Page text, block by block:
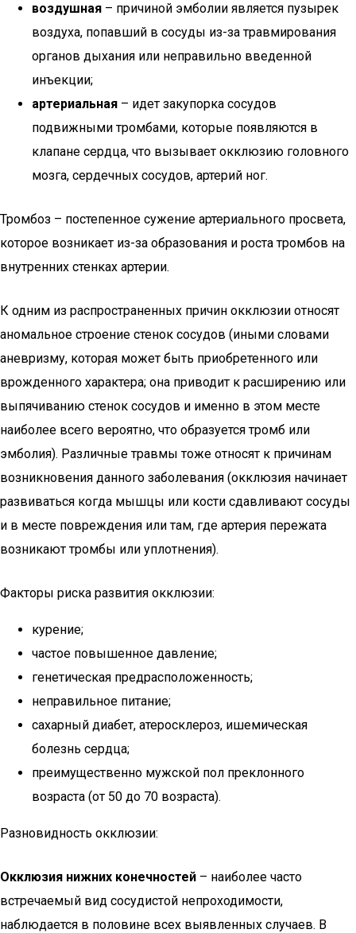
воздушная – причиной эмболии является пузырек
воздуха, попавший в сосуды из-за травмирования
органов дыхания или неправильно введенной
инъекции;
артериальная – идет закупорка сосудов
подвижными тромбами, которые появляются в
клапане сердца, что вызывает окклюзию головного
мозга, сердечных сосудов, артерий ног.
Тромбоз – постепенное сужение артериального просвета,
которое возникает из-за образования и роста тромбов на
внутренних стенках артерии.
К одним из распространенных причин окклюзии относят
аномальное строение стенок сосудов (иными словами
аневризму, которая может быть приобретенного или
врожденного характера; она приводит к расширению или
выпячиванию стенок сосудов и именно в этом месте
наиболее всего вероятно, что образуется тромб или
эмболия). Различные травмы тоже относят к причинам
возникновения данного заболевания (окклюзия начинает
развиваться когда мышцы или кости сдавливают сосуды
и в месте повреждения или там, где артерия пережата
возникают тромбы или уплотнения).
Факторы риска развития окклюзии:
курение;
частое повышенное давление;
генетическая предрасположенность;
неправильное питание;
сахарный диабет, атеросклероз, ишемическая
болезнь сердца;
преимущественно мужской пол преклонного
возраста (от 50 до 70 возраста).
Разновидность окклюзии:
Окклюзия нижних конечностей – наиболее часто
встречаемый вид сосудистой непроходимости,
наблюдается в половине всех выявленных случаев. В